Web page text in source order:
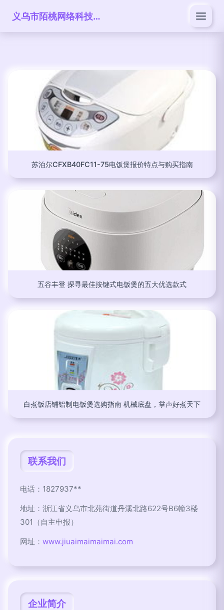
义乌市陌桃网络科技有限公司
苏泊尔CFXB40FC11-75电饭煲报价特点与购买指南
五谷丰登 探寻最佳按键式电饭煲的五大优选款式
白煮饭店铺铝制电饭煲选购指南 机械底盘，掌声好煮天下
联系我们
电话：1827937**
地址：浙江省义乌市北苑街道丹溪北路622号B6幢3楼
301（自主申报）
网址： www.jiuaimaimaimai.com
企业简介